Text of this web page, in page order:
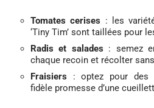
Tomates cerises : les
‘Tiny Tim’ sont taillées pour
Radis et salades : semez
chaque recoin et récolter
Fraisiers : optez pour des
fidèle promesse d’une